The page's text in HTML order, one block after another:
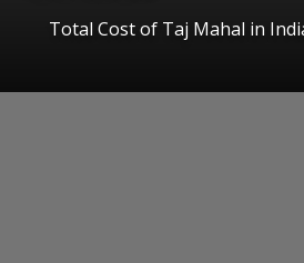
Total Cost of Taj Mahal in